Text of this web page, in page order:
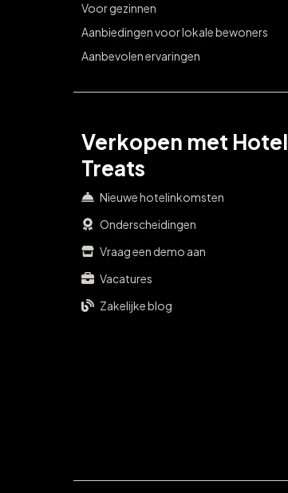
Voor gezinnen
Aanbiedingen voor lokale bewoners
Aanbevolen ervaringen
Verkopen met Hotel
Treats
Nieuwe hotelinkomsten
Onderscheidingen
Vraag een demo aan
Vacatures
Zakelijke blog